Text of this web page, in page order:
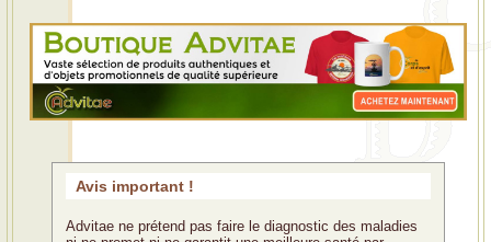
Avis important !
Advitae ne prétend pas faire le diagnostic des maladies